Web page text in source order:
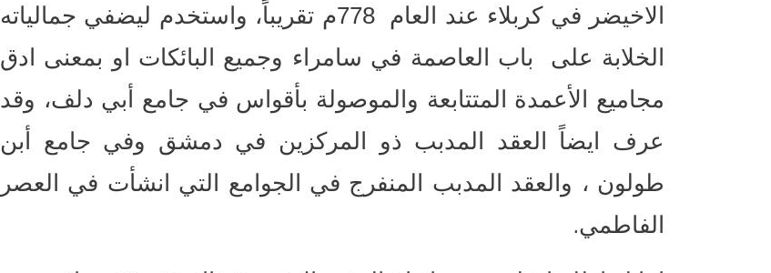
الاخيضر في كربلاء عند العام 778م تقريباً، واستخدم ليضفي جمالياته
الخلابة على باب العاصمة في سامراء وجميع البائكات او بمعنى ادق
مجاميع الأعمدة المتتابعة والموصولة بأقواس في جامع أبي دلف، وقد
عرف ايضاً العقد المدبب ذو المركزين في دمشق وفي جامع أبن
طولون ، والعقد المدبب المنفرج في الجوامع التي انشأت في العصر
الفاطمي.